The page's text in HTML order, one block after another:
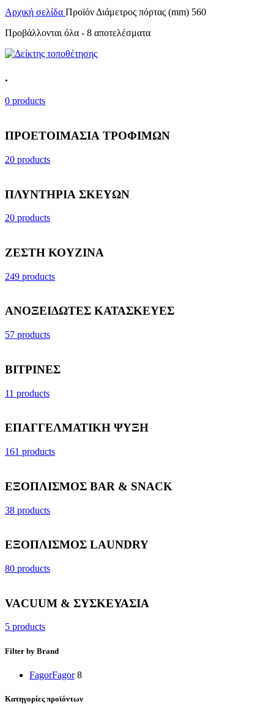
Αρχική σελίδα Προϊόν Διάμετρος πόρτας (mm) 560
Προβάλλονται όλα - 8 αποτελέσματα
.
0 products
ΠΡΟΕΤΟΙΜΑΣΙΑ ΤΡΟΦΙΜΩΝ
20 products
ΠΛΥΝΤΗΡΙΑ ΣΚΕΥΩΝ
20 products
ΖΕΣΤΗ ΚΟΥΖΙΝΑ
249 products
ΑΝΟΞΕΙΔΩΤΕΣ ΚΑΤΑΣΚΕΥΕΣ
57 products
ΒΙΤΡΙΝΕΣ
11 products
ΕΠΑΓΓΕΛΜΑΤΙΚΗ ΨΥΞΗ
161 products
ΕΞΟΠΛΙΣΜΟΣ BAR & SNACK
38 products
ΕΞΟΠΛΙΣΜΟΣ LAUNDRY
80 products
VACUUM & ΣΥΣΚΕΥΑΣΙΑ
5 products
Filter by Brand
FagorFagor 8
Κατηγορίες προϊόντων